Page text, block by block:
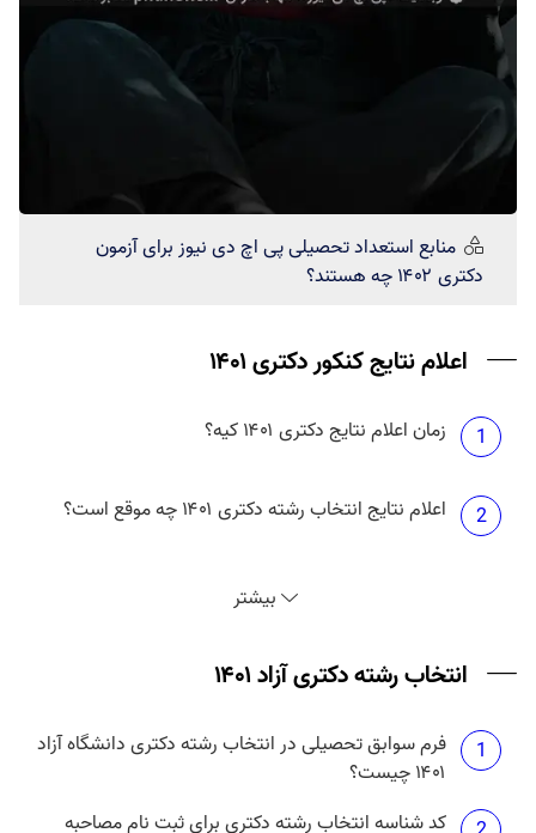
منابع استعداد تحصیلیپی اچ دی نیوزبرای آزمون
دکتری ۱۴۰۲ چه هستند؟
اعلام نتایج کنکور دکتری ۱۴۰۱
1 زمان اعلام نتایج دکتری ۱۴۰۱ کیه؟
2 اعلام نتایج انتخاب رشته دکتری ۱۴۰۱ چه موقع است؟
بیشتر
انتخاب رشته دکتری آزاد ۱۴۰۱
1
فرم سوابق تحصیلی در انتخاب رشته دکتری دانشگاه آزاد
۱۴۰۱ چیست؟
کد شناسه انتخاب رشته دکتری برای ثبت نام مصاحبه